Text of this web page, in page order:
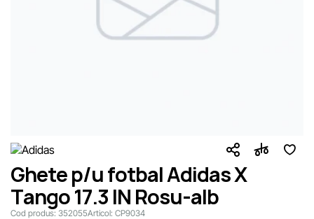
Ghete p/u fotbal Adidas X
Tango 17.3 IN Rosu-alb
Cod produs: 352055Articol: CP9034